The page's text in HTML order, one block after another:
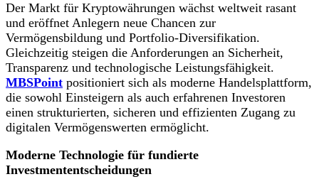
Der Markt für Kryptowährungen wächst weltweit rasant
und eröffnet Anlegern neue Chancen zur
Vermögensbildung und Portfolio-Diversifikation.
Gleichzeitig steigen die Anforderungen an Sicherheit,
Transparenz und technologische Leistungsfähigkeit.
MBSPoint positioniert sich als moderne Handelsplattform,
die sowohl Einsteigern als auch erfahrenen Investoren
einen strukturierten, sicheren und effizienten Zugang zu
digitalen Vermögenswerten ermöglicht.
Moderne Technologie für fundierte
Investmententscheidungen